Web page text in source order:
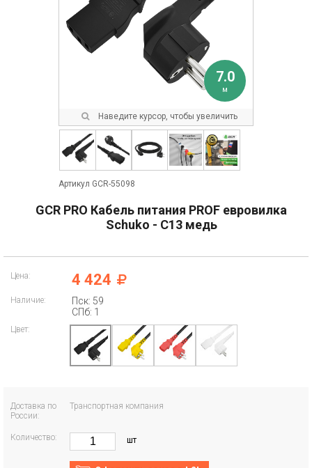
7.0
м
Наведите курсор, чтобы увеличить
Артикул GCR-55098
GCR PRO Кабель питания PROF евровилка
Schuko - С13 медь
Цена: 4 424
Наличие:
Пск: 59
СПб: 1
Цвет:
Доставка по
России:
Транспортная компания
Количество: шт